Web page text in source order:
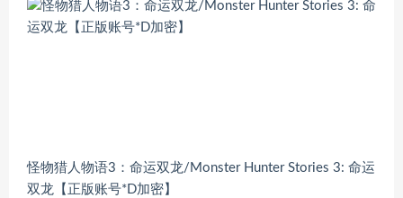
怪物猎人物语3：命运双龙/Monster Hunter Stories 3: 命运
双龙【正版账号*D加密】